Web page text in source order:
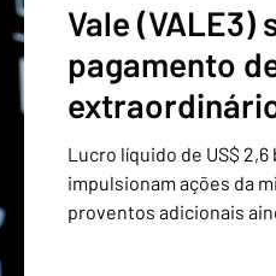
Vale (VALE3)
pagamento
resultado no
Lucro líquido de US$
impulsionam ações da
proventos adicionais